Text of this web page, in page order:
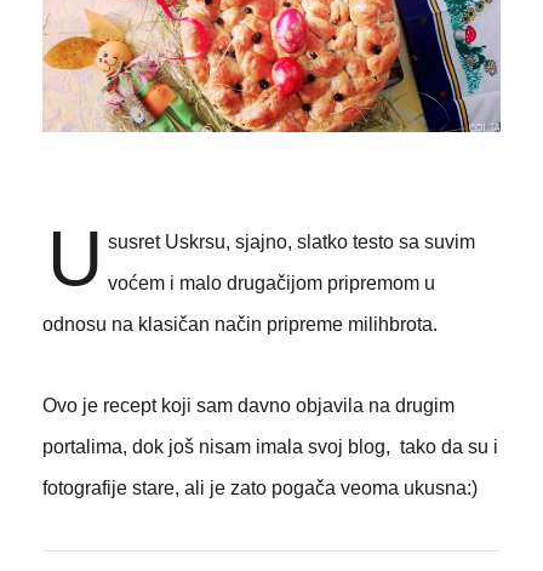
U susret Uskrsu, sjajno, slatko testo sa suvim
voćem i malo drugačijom pripremom u
odnosu na klasičan način pripreme milihbrota.
Ovo je recept koji sam davno objavila na drugim
portalima, dok još nisam imala svoj blog, tako da su i
fotografije stare, ali je zato pogača veoma ukusna:)